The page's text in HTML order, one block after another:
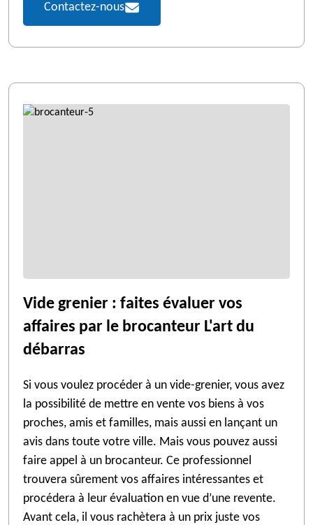
Contactez-nous
Vide grenier : faites évaluer vos
affaires par le brocanteur L'art du
débarras
Si vous voulez procéder à un vide-grenier, vous avez
la possibilité de mettre en vente vos biens à vos
proches, amis et familles, mais aussi en lançant un
avis dans toute votre ville. Mais vous pouvez aussi
faire appel à un brocanteur. Ce professionnel
trouvera sûrement vos affaires intéressantes et
procédera à leur évaluation en vue d’une revente.
Avant cela, il vous rachètera à un prix juste vos